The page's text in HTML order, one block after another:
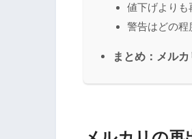
値下げよりも
警告はどの程
まとめ：メル